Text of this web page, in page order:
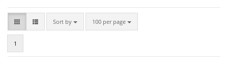
Sort by
Sort by 100 per page
per page
1